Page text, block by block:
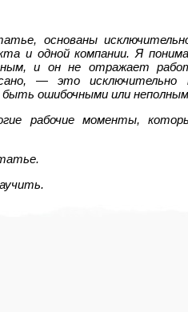
основаны
и одной компании. Я
и он не отражает
— это
ошибочными или
рабочие моменты,